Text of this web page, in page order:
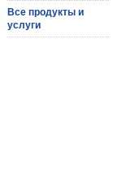
Все продукты и
услуги